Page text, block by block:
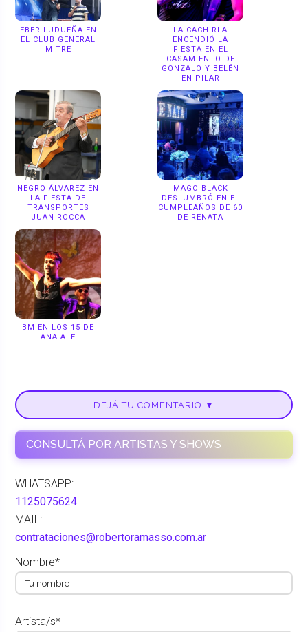
EBER LUDUEÑA EN
EL CLUB GENERAL
MITRE
LA CACHIRLA
ENCENDIÓ LA
FIESTA EN EL
CASAMIENTO DE
GONZALO Y BELÉN
EN PILAR
NEGRO ÁLVAREZ EN
LA FIESTA DE
TRANSPORTES
JUAN ROCCA
MAGO BLACK
DESLUMBRÓ EN EL
CUMPLEAÑOS DE 60
DE RENATA
BM EN LOS 15 DE
ANA ALE
DEJÁ TU COMENTARIO ▼
CONSULTÁ POR ARTISTAS Y SHOWS
WHATSAPP:
1125075624
MAIL:
contrataciones@robertoramasso.com.ar
Nombre*
Artista/s*